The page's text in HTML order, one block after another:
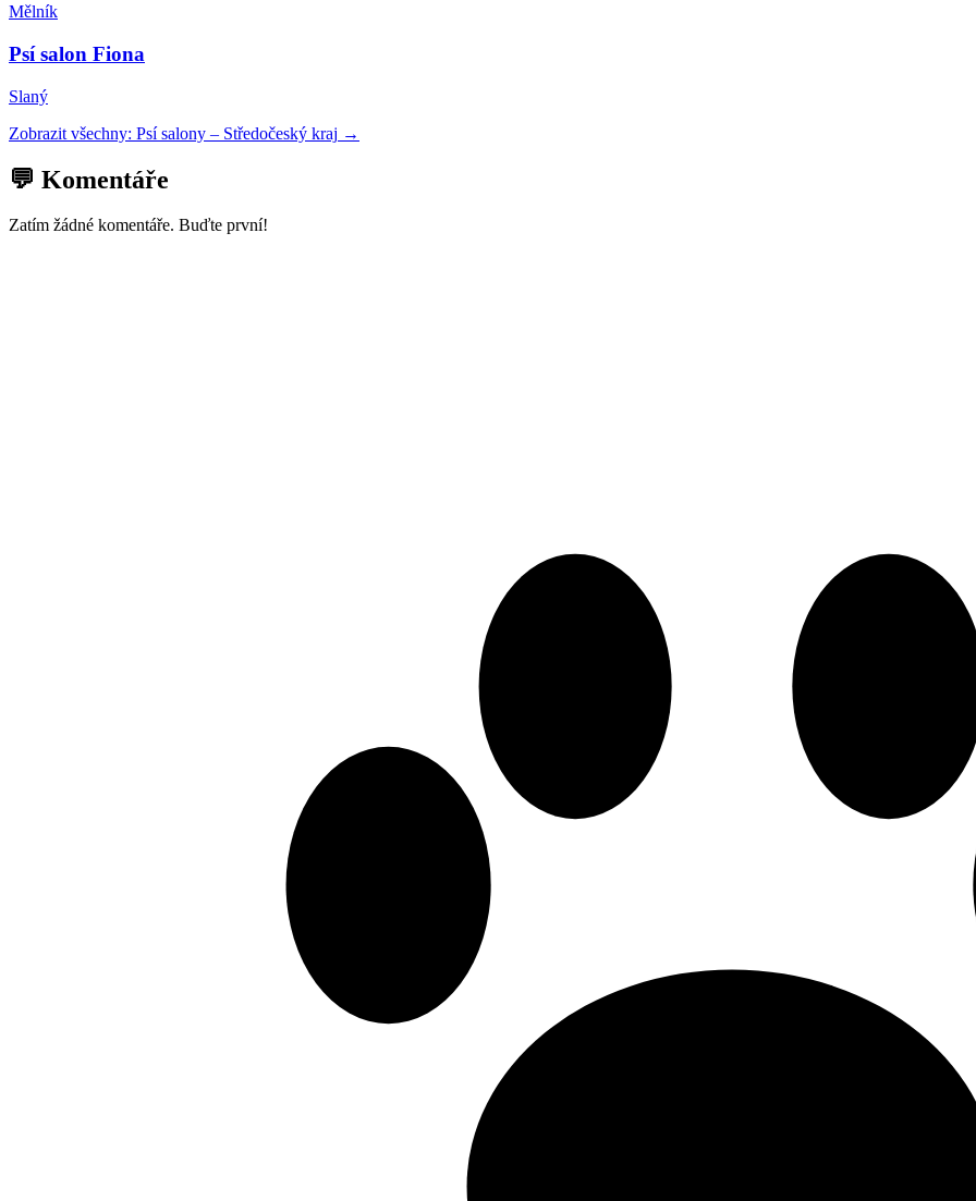
Mělník
Psí salon Fiona
Slaný
Zobrazit všechny: Psí salony – Středočeský kraj →
💬 Komentáře
Zatím žádné komentáře. Buďte první!